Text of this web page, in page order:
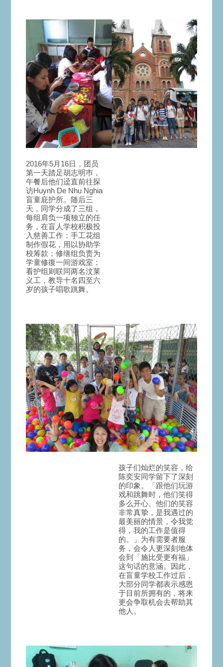
2016年5月16日，团员
第一天踏足胡志明巿，
午餐后他们迳直前往探
访Huynh De Nhu Nghia
盲童庇护所。随后三
天，同学分成了三组，
每组肩负一项独立的任
务，在盲人学校积极投
入慈善工作：手工花组
制作假花，用以协助学
校筹款；修缮组负责为
学童修復一间游戏室；
看护组则联同两名汶莱
义工，教导十名四至六
岁的孩子唱歌跳舞。
孩子们灿烂的笑容，给
陈奕安同学留下了深刻
的印象。「跟他们玩游
戏和跳舞时，他们笑得
多么开心。他们的笑容
非常真挚，是我遇过的
最美丽的情景，令我觉
得，我的工作是值得
的。」为有需要者服
务，会令人更深刻地体
会到「施比受更有福」
这句话的意涵。因此，
在盲童学校工作过后，
大部分同学都表示感恩
于目前所拥有的，将来
更会争取机会去帮助其
他人。